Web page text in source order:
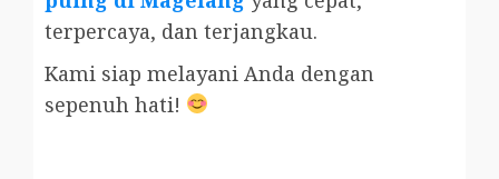
terpercaya, dan terjangkau.
Kami siap melayani Anda dengan
sepenuh hati!